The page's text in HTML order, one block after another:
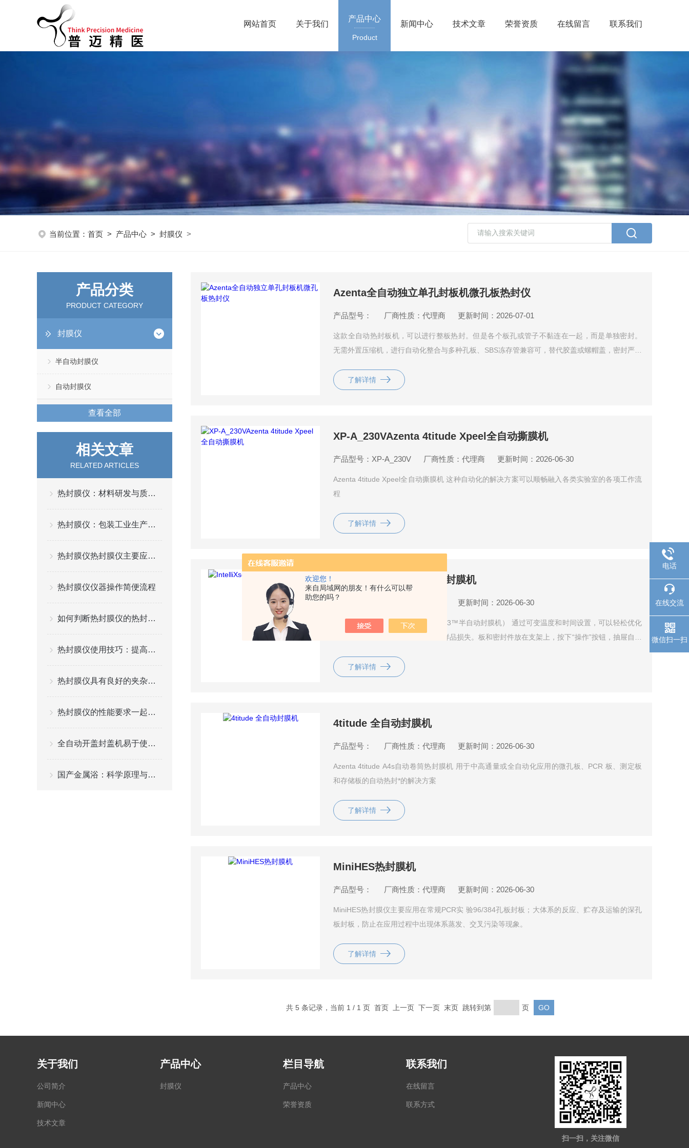
欢迎您！
来自局域网的朋友！有什么可以帮
助您的吗？
网站首页 关于我们
产品中心
Product
新闻中心 技术文章 荣誉资质 在线留言 联系我们
当前位置： 首页 > 产品中心 > 封膜仪 >
产品分类
PRODUCT CATEGORY
封膜仪
半自动封膜仪
自动封膜仪
查看全部
相关文章
RELATED ARTICLES
热封膜仪：材料研发与质量检测的精准“标尺”
热封膜仪：包装工业生产端的品质“守门员”
热封膜仪热封膜仪主要应用方向
热封膜仪仪器操作简便流程
如何判断热封膜仪的热封效果是否符合标准
热封膜仪使用技巧：提高工作效率与质量
热封膜仪具有良好的夹杂物热封性
热封膜仪的性能要求一起来了解一下吧
全自动开盖封盖机易于使用：从操作到维护的全流程简化
国产金属浴：科学原理与多元应用解析
Azenta全自动独立单孔封板机微孔板热封仪
产品型号： 厂商性质：代理商 更新时间：2026-07-01
这款全自动热封板机，可以进行整板热封。但是各个板孔或管子不黏连在一起，而是单独密封。
无需外置压缩机，进行自动化整合与多种孔板、SBS冻存管兼容可，替代胶盖或螺帽盖，密封严实
了解详情
XP-A_230VAzenta 4titude Xpeel全自动撕膜机
产品型号：XP-A_230V 厂商性质：代理商 更新时间：2026-06-30
Azenta 4titude Xpeel全自动撕膜机 这种自动化的解决方案可以顺畅融入各类实验室的各项工作流
程
了解详情
IntelliXseal™ SA半自动封膜机
产品型号： 更新时间：2026-06-30
IntelliXseal™ SA半自动封膜机 （4s3™半自动封膜机） 通过可变温度和时间设置，可以轻松优化
密封条件以产生 100% 密封，消除样品损失。板和密封件放在支架上，按下“操作”按钮，抽屉自动
封，并减少过度密封对微孔板造成的损坏。
了解详情
4titude 全自动封膜机
产品型号： 厂商性质：代理商 更新时间：2026-06-30
Azenta 4titude A4s自动卷筒热封膜机 用于中高通量或全自动化应用的微孔板、PCR 板、测定板
和存储板的自动热封*的解决方案
了解详情
MiniHES热封膜机
产品型号： 厂商性质：代理商 更新时间：2026-06-30
MiniHES热封膜仪主要应用在常规PCR实 验96/384孔板封板；大体系的反应、贮存及运输的深孔
板封板，防止在应用过程中出现体系蒸发、交叉污染等现象。
了解详情
共 5 条记录，当前 1 / 1 页 首页 上一页 下一页 末页 跳转到第 页
关于我们
公司简介
新闻中心
技术文章
产品中心
封膜仪
栏目导航
产品中心
荣誉资质
联系我们
在线留言
联系方式
扫一扫，关注微信
电话
在线交流
微信扫一扫